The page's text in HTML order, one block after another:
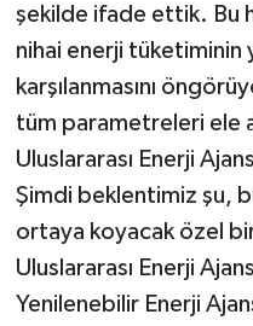
şekilde ifade ettik. Bu
nihai enerji
karşılanmasını
tüm parametreleri ele
Uluslararası Enerji
Şimdi beklentimiz şu,
ortaya koyacak özel
Uluslararası Enerji
Yenilenebilir Enerji